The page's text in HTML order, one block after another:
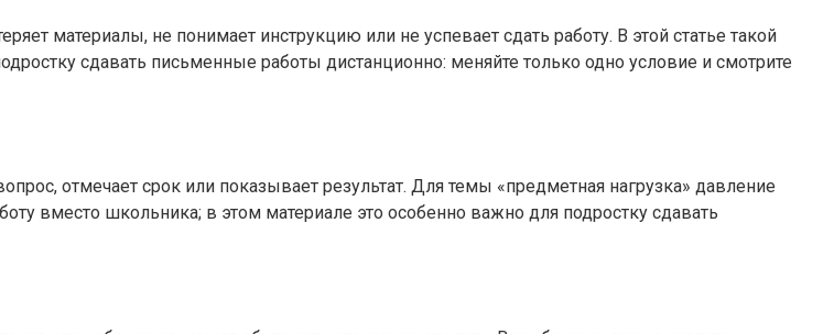
материалы, не понимает инструкцию или не успевает сдать работу. В этой статье такой
сдавать письменные работы дистанционно: меняйте только одно условие и смотрите
отмечает срок или показывает результат. Для темы «предметная нагрузка» давление
вместо школьника; в этом материале это особенно важно для подростку сдавать